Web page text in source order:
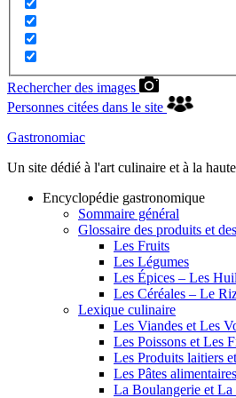
Rechercher des images
Personnes citées dans le site
Gastronomiac
Un site dédié à l'art culinaire et à la
Encyclopédie gastronomique
Sommaire général
Glossaire des produits et
Les Fruits
Les Légumes
Les Épices – Les
Les Céréales – Le
Lexique culinaire
Les Viandes et Les
Les Poissons et Les
Les Produits laitiers
Les Pâtes alimentaires
La Boulangerie et La